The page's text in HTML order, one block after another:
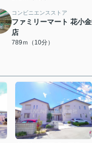
コンビニエンスストア
ファミリーマート 花小
店
789ｍ（10分）